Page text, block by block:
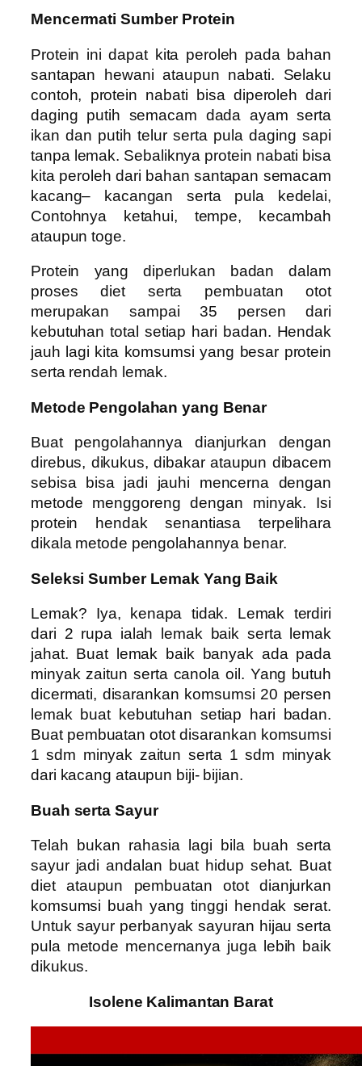
Mencermati Sumber Protein
Protein ini dapat kita peroleh pada bahan
santapan hewani ataupun nabati. Selaku
contoh, protein nabati bisa diperoleh dari
daging putih semacam dada ayam serta
ikan dan putih telur serta pula daging sapi
tanpa lemak. Sebaliknya protein nabati bisa
kita peroleh dari bahan santapan semacam
kacang– kacangan serta pula kedelai,
Contohnya ketahui, tempe, kecambah
ataupun toge.
Protein yang diperlukan badan dalam
proses diet serta pembuatan otot
merupakan sampai 35 persen dari
kebutuhan total setiap hari badan. Hendak
jauh lagi kita komsumsi yang besar protein
serta rendah lemak.
Metode Pengolahan yang Benar
Buat pengolahannya dianjurkan dengan
direbus, dikukus, dibakar ataupun dibacem
sebisa bisa jadi jauhi mencerna dengan
metode menggoreng dengan minyak. Isi
protein hendak senantiasa terpelihara
dikala metode pengolahannya benar.
Seleksi Sumber Lemak Yang Baik
Lemak? Iya, kenapa tidak. Lemak terdiri
dari 2 rupa ialah lemak baik serta lemak
jahat. Buat lemak baik banyak ada pada
minyak zaitun serta canola oil. Yang butuh
dicermati, disarankan komsumsi 20 persen
lemak buat kebutuhan setiap hari badan.
Buat pembuatan otot disarankan komsumsi
1 sdm minyak zaitun serta 1 sdm minyak
dari kacang ataupun biji- bijian.
Buah serta Sayur
Telah bukan rahasia lagi bila buah serta
sayur jadi andalan buat hidup sehat. Buat
diet ataupun pembuatan otot dianjurkan
komsumsi buah yang tinggi hendak serat.
Untuk sayur perbanyak sayuran hijau serta
pula metode mencernanya juga lebih baik
dikukus.
Isolene Kalimantan Barat